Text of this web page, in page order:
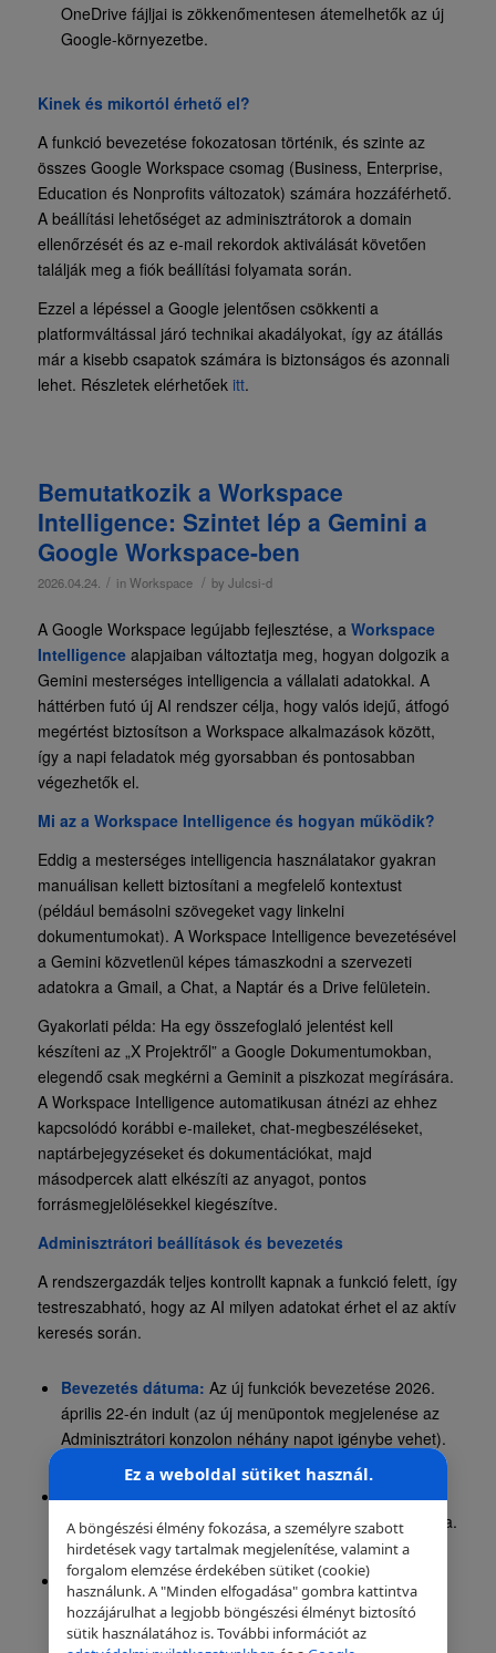
OneDrive fájljai is zökkenőmentesen átemelhetők az új
Google-környezetbe.
Kinek és mikortól érhető el?
A funkció bevezetése fokozatosan történik, és szinte az
összes Google Workspace csomag (Business, Enterprise,
Education és Nonprofits változatok) számára hozzáférhető.
A beállítási lehetőséget az adminisztrátorok a domain
ellenőrzését és az e-mail rekordok aktiválását követően
találják meg a fiók beállítási folyamata során.
Ezzel a lépéssel a Google jelentősen csökkenti a
platformváltással járó technikai akadályokat, így az átállás
már a kisebb csapatok számára is biztonságos és azonnali
lehet. Részletek elérhetőek itt.
Bemutatkozik a Workspace
Intelligence: Szintet lép a Gemini a
Google Workspace-ben
2026.04.24. / inWorkspace / by Julcsi-d
A Google Workspace legújabb fejlesztése, a Workspace
Intelligencealapjaiban változtatja meg, hogyan dolgozik a
Gemini mesterséges intelligencia a vállalati adatokkal. A
háttérben futó új AI rendszer célja, hogy valós idejű, átfogó
megértést biztosítson a Workspace alkalmazások között,
így a napi feladatok még gyorsabban és pontosabban
végezhetők el.
Mi az a Workspace Intelligence és hogyan működik?
Eddig a mesterséges intelligencia használatakor gyakran
manuálisan kellett biztosítani a megfelelő kontextust
(például bemásolni szövegeket vagy linkelni
dokumentumokat). A Workspace Intelligence bevezetésével
a Gemini közvetlenül képes támaszkodni a szervezeti
adatokra a Gmail, a Chat, a Naptár és a Drive felületein.
Gyakorlati példa: Ha egy összefoglaló jelentést kell
készíteni az „X Projektről” a Google Dokumentumokban,
elegendő csak megkérni a Geminit a piszkozat megírására.
A Workspace Intelligence automatikusan átnézi az ehhez
kapcsolódó korábbi e-maileket, chat-megbeszéléseket,
naptárbejegyzéseket és dokumentációkat, majd
másodpercek alatt elkészíti az anyagot, pontos
forrásmegjelölésekkel kiegészítve.
Adminisztrátori beállítások és bevezetés
A rendszergazdák teljes kontrollt kapnak a funkció felett, így
testreszabható, hogy az AI milyen adatokat érhet el az aktív
keresés során.
Bevezetés dátuma: Az új funkciók bevezetése 2026.
április 22-én indult (az új menüpontok megjelenése az
Adminisztrátori konzolon néhány napot igénybe vehet).
Alapértelmezett beállítás:A funkció alapértelmezés
szerintBE van kapcsolvaminden felhasználó számára.
Testreszabhatóság:Az Adminisztrátori konzolon
szervezeti egység (OU) vagy csoport szinten is
szabályozható, hogy a Gemini mely forrásokat (Gmail,
Ez a weboldal sütiket használ.
A böngészési élmény fokozása, a személyre szabott
hirdetések vagy tartalmak megjelenítése, valamint a
forgalom elemzése érdekében sütiket (cookie)
használunk. A "Minden elfogadása" gombra kattintva
hozzájárulhat a legjobb böngészési élményt biztosító
sütik használatához is. További információt az